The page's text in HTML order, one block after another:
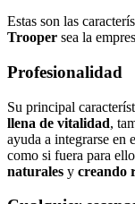
Estas son las
Trooper sea la
Profesionalidad
Su principal
llena de vitalidad,
ayuda a integrarse en
como si fuera para
naturales y creando